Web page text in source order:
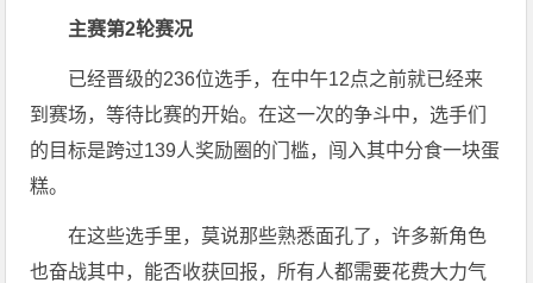
主赛第2轮赛况
已经晋级的236位选手，在中午12点之前就已经来
到赛场，等待比赛的开始。在这一次的争斗中，选手们
的目标是跨过139人奖励圈的门槛，闯入其中分食一块蛋
糕。
在这些选手里，莫说那些熟悉面孔了，许多新角色
也奋战其中，能否收获回报，所有人都需要花费大力气